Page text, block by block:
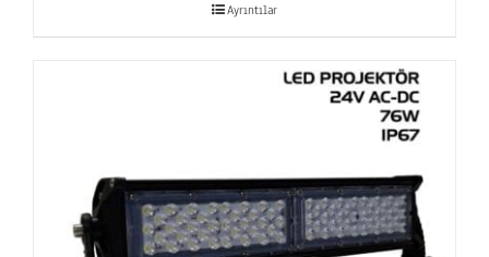
Ayrıntılar